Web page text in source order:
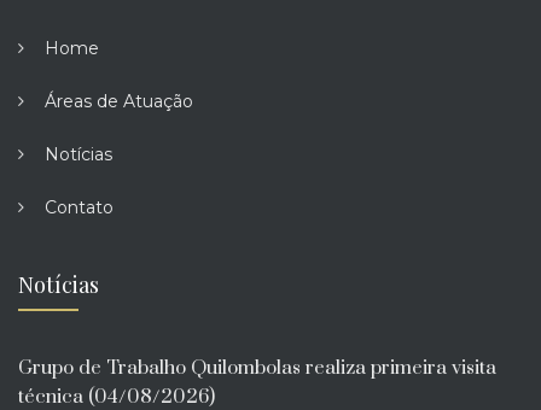
Home
Áreas de Atuação
Notícias
Contato
Notícias
Grupo de Trabalho Quilombolas realiza primeira visita
técnica (04/08/2026)